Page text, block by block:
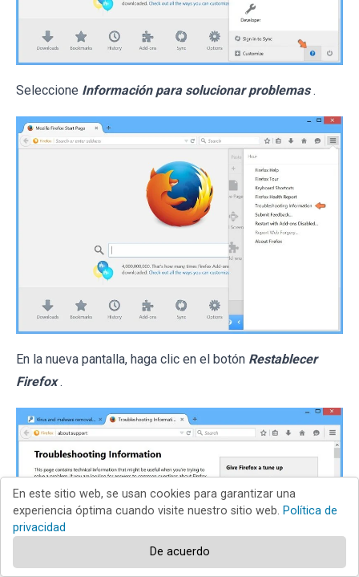
Seleccione Información para solucionar problemas .
En la nueva pantalla, haga clic en el botón Restablecer
Firefox .
En este sitio web, se usan cookies para garantizar una
experiencia óptima cuando visite nuestro sitio web. Política de
privacidad
De acuerdo